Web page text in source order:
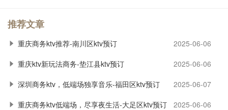
推荐文章
重庆商务ktv推荐-南川区ktv预订
2025-06-06
重庆ktv新玩法商务-垫江县ktv预订
2025-06-06
深圳商务ktv，低端场独享音乐-福田区ktv预订
2025-06-07
重庆商务ktv低端场，尽享夜生活-大足区ktv预订
2025-06-06